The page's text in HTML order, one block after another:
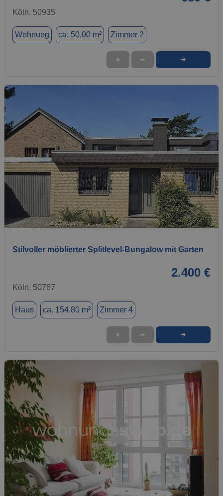
Köln, 50935
Wohnung ca. 50,00 m² Zimmer 2
★ ➦ ➜
1 / 14
Stilvoller möblierter Splitlevel-Bungalow mit Garten
2.400 €
Köln, 50767
Haus ca. 154,80 m² Zimmer 4
★ ➦ ➜
1 / 7